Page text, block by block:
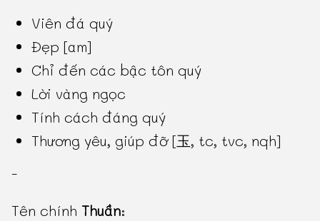
Viên đá quý
Đẹp [am]
Chỉ đến các bậc tôn quý
Lời vàng ngọc
Tính cách đáng quý
Thương yêu, giúp đỡ [玉, tc, tvc, nqh]
-
Tên chính Thuần: